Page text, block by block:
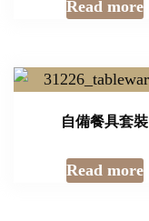
Read more
自備餐具套裝
Read more